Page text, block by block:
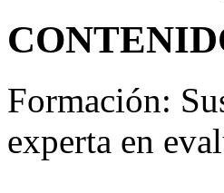
Formación:
experta en